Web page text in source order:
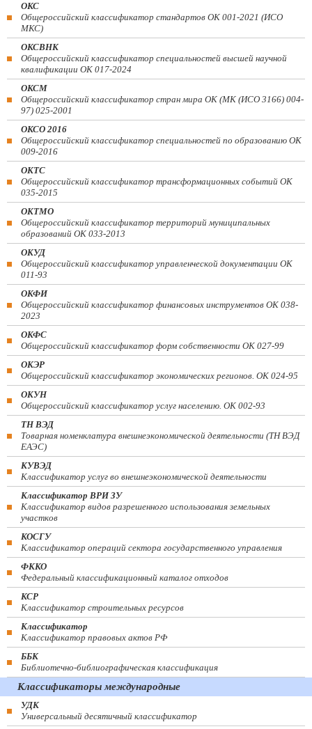
ОКС
Общероссийский классификатор стандартов ОК 001-2021 (ИСО
МКС)
ОКСВНК
Общероссийский классификатор специальностей высшей научной
квалификации ОК 017-2024
ОКСМ
Общероссийский классификатор стран мира ОК (МК (ИСО 3166) 004-
97) 025-2001
ОКСО 2016
Общероссийский классификатор специальностей по образованию ОК
009-2016
ОКТС
Общероссийский классификатор трансформационных событий ОК
035-2015
ОКТМО
Общероссийский классификатор территорий муниципальных
образований ОК 033-2013
ОКУД
Общероссийский классификатор управленческой документации ОК
011-93
ОКФИ
Общероссийский классификатор финансовых инструментов OK 038-
2023
ОКФС
Общероссийский классификатор форм собственности ОК 027-99
ОКЭР
Общероссийский классификатор экономических регионов. ОК 024-95
ОКУН
Общероссийский классификатор услуг населению. ОК 002-93
ТН ВЭД
Товарная номенклатура внешнеэкономической деятельности (ТН ВЭД
ЕАЭС)
КУВЭД
Классификатор услуг во внешнеэкономической деятельности
Классификатор ВРИ ЗУ
Классификатор видов разрешенного использования земельных
участков
КОСГУ
Классификатор операций сектора государственного управления
ФККО
Федеральный классификационный каталог отходов
КСР
Классификатор строительных ресурсов
Классификатор
Классификатор правовых актов РФ
ББК
Библиотечно-библиографическая классификация
Классификаторы международные
УДК
Универсальный десятичный классификатор